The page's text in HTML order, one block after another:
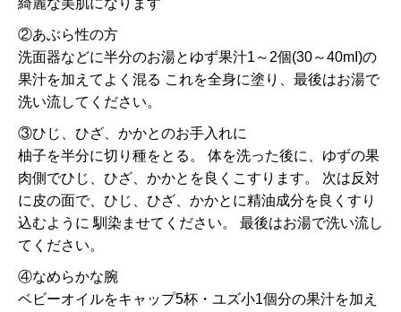
②あぶら性の方
洗面器などに半分のお湯とゆず果汁1～2個(30～40mI)の
果汁を加えてよく混る これを全身に塗り、最後はお湯で
洗い流してください。
③ひじ、ひざ、かかとのお手入れに
柚子を半分に切り種をとる。 体を洗った後に、ゆずの果
肉側でひじ、ひざ、かかとを良くこすります。 次は反対
に皮の面で、ひじ、ひざ、かかとに精油成分を良くすり
込むように 馴染ませてください。 最後はお湯で洗い流し
てください。
④なめらかな腕
ベビーオイルをキャップ5杯・ユズ小1個分の果汁を加え